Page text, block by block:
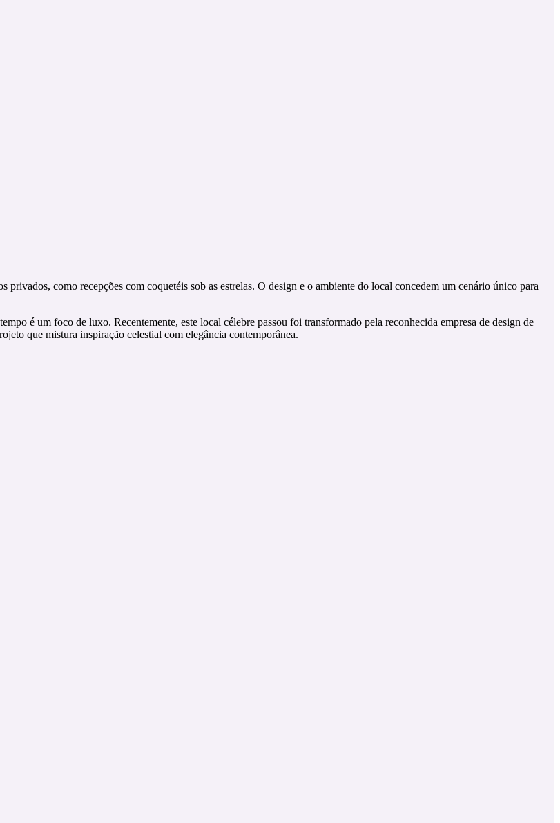
como recepções com coquetéis sob as estrelas. O design e o ambiente do local concedem um cenário único para
é um foco de luxo. Recentemente, este local célebre passou foi transformado pela reconhecida empresa de design de
que mistura inspiração celestial com elegância contemporânea.